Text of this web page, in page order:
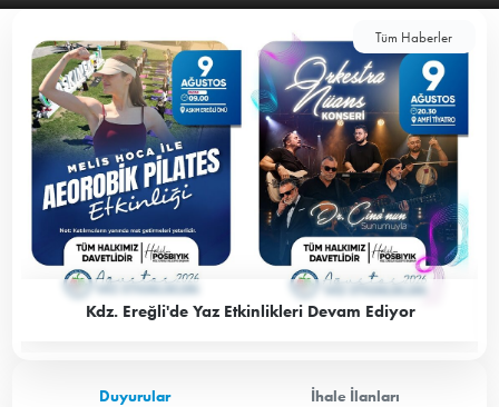
Tüm Haberler
Kdz. Ereğli'de Yaz Etkinlikleri Devam Ediyor
Duyurular İhale İlanları